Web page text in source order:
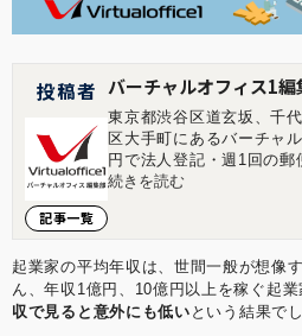
投稿者
記事一覧
バーチャルオフィス1編
東京都渋谷区道玄坂、千
区大手町にあるバーチャ
円で法人登記・週1回の郵
ができる起業家やフリー
ビル8B バーチャルオフ
区神田神保町2-10-31 IW
広島店 広島県広島市中区
続きを読む
起業家の平均年収は、世間一般が想像
ん、年収1億円、10億円以上を稼ぐ起
収で見ると意外にも低い という結果でし